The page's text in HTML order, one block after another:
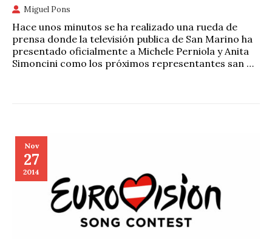
Miguel Pons
Hace unos minutos se ha realizado una rueda de
prensa donde la televisión publica de San Marino ha
presentado oficialmente a Michele Perniola y Anita
Simoncini como los próximos representantes san …
Nov
27
2014